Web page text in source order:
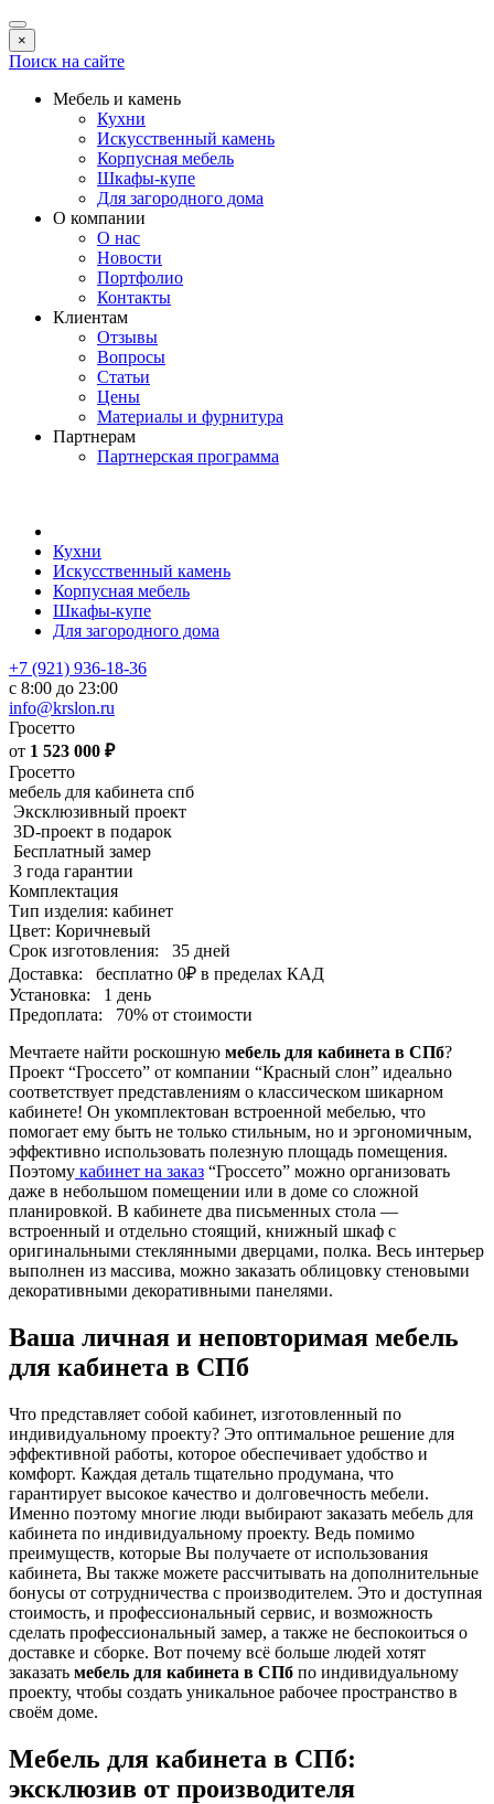
×
Поиск на сайте
Мебель и камень
Кухни
Искусственный камень
Корпусная мебель
Шкафы-купе
Для загородного дома
О компании
О нас
Новости
Портфолио
Контакты
Клиентам
Отзывы
Вопросы
Статьи
Цены
Материалы и фурнитура
Партнерам
Партнерская программа
Кухни
Искусственный камень
Корпусная мебель
Шкафы-купе
Для загородного дома
+7 (921) 936-18-36
с 8:00 до 23:00
info@krslon.ru
Гросетто
от 1 523 000 ₽
Гросетто
мебель для кабинета спб
Эксклюзивный проект
3D-проект в подарок
Бесплатный замер
3 года гарантии
Комплектация
Тип изделия: кабинет
Цвет: Коричневый
Срок изготовления:
35 дней
Доставка:
бесплатно 0₽ в пределах КАД
Установка:
1 день
Предоплата:
70% от стоимости
Мечтаете найти роскошную мебель для кабинета в СПб?
Проект “Гроссето” от компании “Красный слон” идеально
соответствует представлениям о классическом шикарном
кабинете! Он укомплектован встроенной мебелью, что
помогает ему быть не только стильным, но и эргономичным,
эффективно использовать полезную площадь помещения.
Поэтому кабинет на заказ “Гроссето” можно организовать
даже в небольшом помещении или в доме со сложной
планировкой. В кабинете два письменных стола —
встроенный и отдельно стоящий, книжный шкаф с
оригинальными стеклянными дверцами, полка. Весь интерьер
выполнен из массива, можно заказать облицовку стеновыми
декоративными декоративными панелями.
Ваша личная и неповторимая мебель
для кабинета в СПб
Что представляет собой кабинет, изготовленный по
индивидуальному проекту? Это оптимальное решение для
эффективной работы, которое обеспечивает удобство и
комфорт. Каждая деталь тщательно продумана, что
гарантирует высокое качество и долговечность мебели.
Именно поэтому многие люди выбирают заказать мебель для
кабинета по индивидуальному проекту. Ведь помимо
преимуществ, которые Вы получаете от использования
кабинета, Вы также можете рассчитывать на дополнительные
бонусы от сотрудничества с производителем. Это и доступная
стоимость, и профессиональный сервис, и возможность
сделать профессиональный замер, а также не беспокоиться о
доставке и сборке. Вот почему всё больше людей хотят
заказать мебель для кабинета в СПб по индивидуальному
проекту, чтобы создать уникальное рабочее пространство в
своём доме.
Мебель для кабинета в СПб:
эксклюзив от производителя